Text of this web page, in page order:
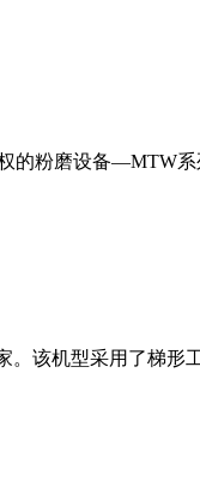
粉磨设备—MTW
该机型采用了梯